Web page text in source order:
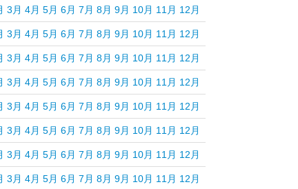
3月 4月 5月 6月 7月 8月 9月 10月 11月 12月
3月 4月 5月 6月 7月 8月 9月 10月 11月 12月
3月 4月 5月 6月 7月 8月 9月 10月 11月 12月
3月 4月 5月 6月 7月 8月 9月 10月 11月 12月
3月 4月 5月 6月 7月 8月 9月 10月 11月 12月
3月 4月 5月 6月 7月 8月 9月 10月 11月 12月
3月 4月 5月 6月 7月 8月 9月 10月 11月 12月
3月 4月 5月 6月 7月 8月 9月 10月 11月 12月